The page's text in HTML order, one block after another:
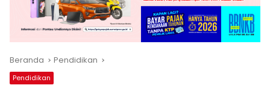
Beranda Pendidikan
Pendidikan